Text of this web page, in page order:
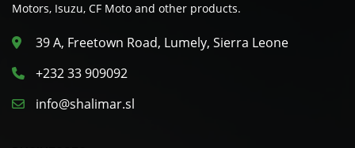
Motors, Isuzu, CF Moto and other products.
39 A, Freetown Road, Lumely, Sierra Leone
+232 33 909092
info@shalimar.sl